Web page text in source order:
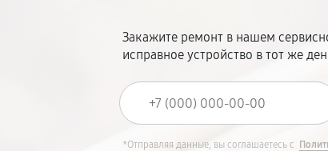
Закажите ремонт в нашем
исправное устройство в тот же
*Отправляя данные, вы соглашаетесь с